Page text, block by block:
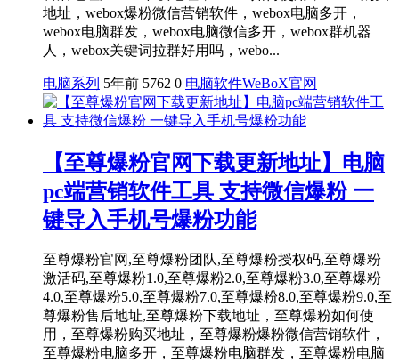
地址，webox爆粉微信营销软件，webox电脑多开，
webox电脑群发，webox电脑微信多开，webox群机器
人，webox关键词拉群好用吗，webo...
电脑系列 5年前 5762 0 电脑软件WeBoX官网
【至尊爆粉官网下载更新地址】电脑
pc端营销软件工具 支持微信爆粉 一
键导入手机号爆粉功能
至尊爆粉官网,至尊爆粉团队,至尊爆粉授权码,至尊爆粉
激活码,至尊爆粉1.0,至尊爆粉2.0,至尊爆粉3.0,至尊爆粉
4.0,至尊爆粉5.0,至尊爆粉7.0,至尊爆粉8.0,至尊爆粉9.0,至
尊爆粉售后地址,至尊爆粉下载地址，至尊爆粉如何使
用，至尊爆粉购买地址，至尊爆粉爆粉微信营销软件，
至尊爆粉电脑多开，至尊爆粉电脑群发，至尊爆粉电脑